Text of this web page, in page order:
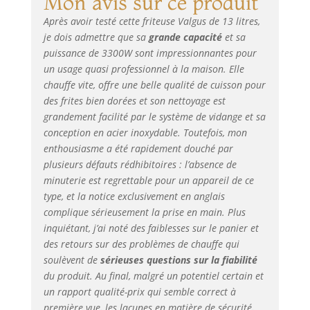
réservoir.
Puissance : 3300W.
MATÉRIAU DE
QUALITÉ
ALIMENTAIRE :
Fabriqué en acier
inoxydable 304 de
qualité
alimentaire, pour
Valgus concerne
votre vie saine. Le
design épais lui
confère une
construction
robuste et durable,
sans bords
tranchants. FACILE
À NETTOYER : Le
panier amovible de
la friteuse avec
vidange est équipé
Après avoir testé cette friteuse Valgus de 13 litres,
je dois admettre que sa grande capacitéet sa
puissance de 3300W sont impressionnantes pour
un usage quasi professionnel à la maison. Elle
chauffe vite, offre une belle qualité de cuisson pour
des frites bien dorées et son nettoyage est
grandement facilité par le système de vidange et sa
conception en acier inoxydable. Toutefois, mon
enthousiasme a été rapidement douché par
plusieurs défauts rédhibitoires : l’absence de
minuterie est regrettable pour un appareil de ce
type, et la notice exclusivement en anglais
complique sérieusement la prise en main. Plus
inquiétant, j’ai noté des faiblesses sur le panier et
des retours sur des problèmes de chauffe qui
soulèvent de sérieuses questions sur la fiabilité
du produit. Au final, malgré un potentiel certain et
un rapport qualité-prix qui semble correct à